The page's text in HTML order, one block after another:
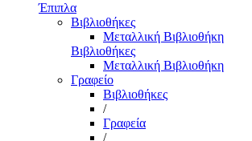
Έπιπλα
Βιβλιοθήκες
Μεταλλική Βιβλιοθήκη
Βιβλιοθήκες
Μεταλλική Βιβλιοθήκη
Γραφείο
Βιβλιοθήκες
/
Γραφεία
/